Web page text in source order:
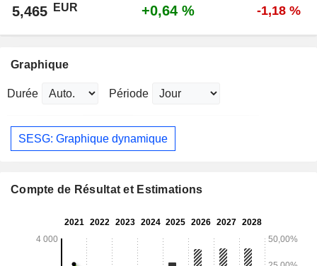
5,465 EUR +0,64 % -1,18 %
Graphique
Durée Période
SESG: Graphique dynamique
Compte de Résultat et Estimations